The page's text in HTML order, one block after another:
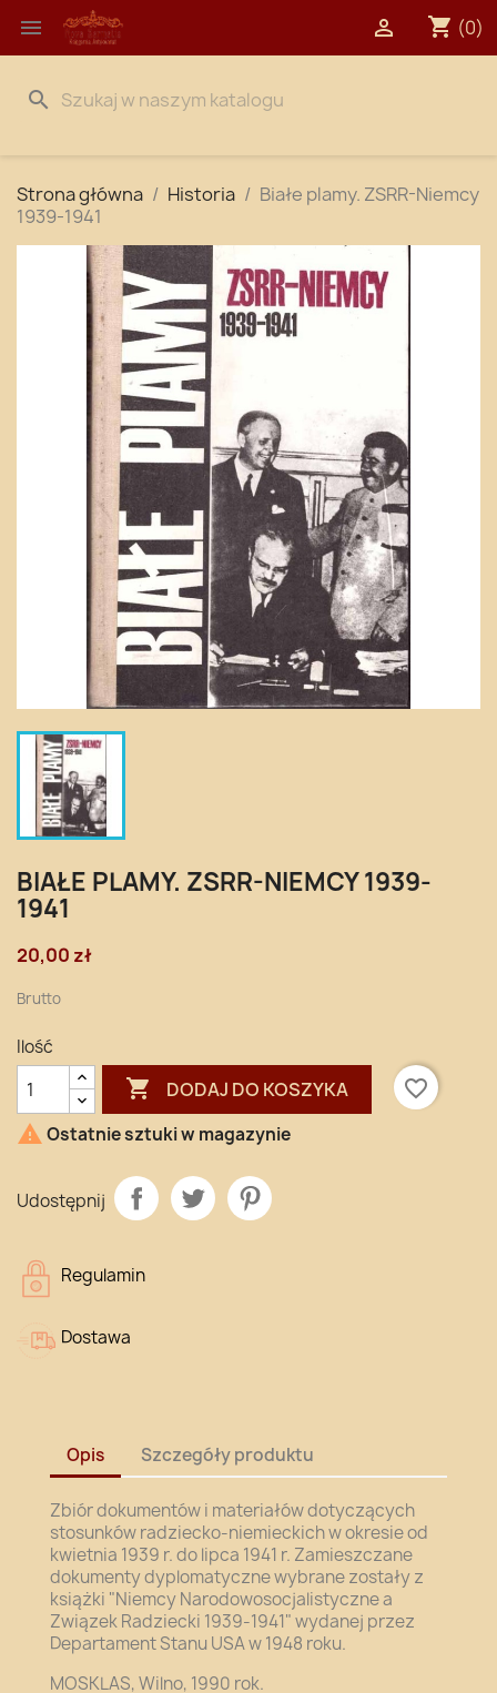
 shopping_cart (0)

search
Strona główna Historia
Białe plamy. ZSRR-Niemcy
1939-1941
BIAŁE PLAMY. ZSRR-NIEMCY 1939-
1941
20,00 zł
Brutto
Ilość
 DODAJ DO KOSZYKA
favorite_border
 Ostatnie sztuki w magazynie
Udostępnij
Regulamin
Dostawa
Opis Szczegóły produktu
Zbiór dokumentów i materiałów dotyczących
stosunków radziecko-niemieckich w okresie od
kwietnia 1939 r. do lipca 1941 r. Zamieszczane
dokumenty dyplomatyczne wybrane zostały z
książki "Niemcy Narodowosocjalistyczne a
Związek Radziecki 1939-1941" wydanej przez
Departament Stanu USA w 1948 roku.
MOSKLAS, Wilno, 1990 rok.